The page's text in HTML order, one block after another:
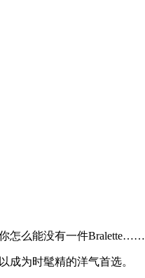
怎么能没有一件Bralette……
为时髦精的洋气首选。